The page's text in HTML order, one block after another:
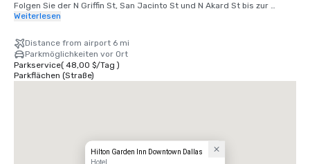
Folgen Sie der N Griffin St, San Jacinto St und N Akard St bis zur
Pacific Ave
Weiterlesen
Distance from airport 6 mi
Parkmöglichkeiten vor Ort
Parkservice( 48,00 $/Tag )
Parkflächen (Straße)
Hilton Garden Inn Downtown Dallas
Hotel